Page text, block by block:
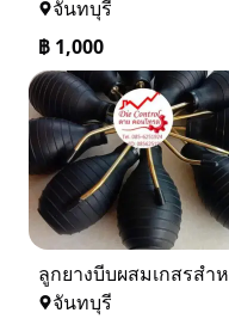
จันทบุรี
฿ 1,000
จันทบุรี